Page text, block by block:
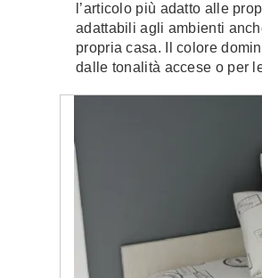
l’articolo più adatto alle
adattabili agli ambienti
propria casa. Il colore
dalle tonalità accese o per